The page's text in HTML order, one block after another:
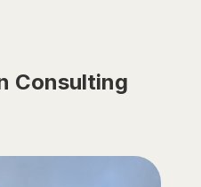
Consulting